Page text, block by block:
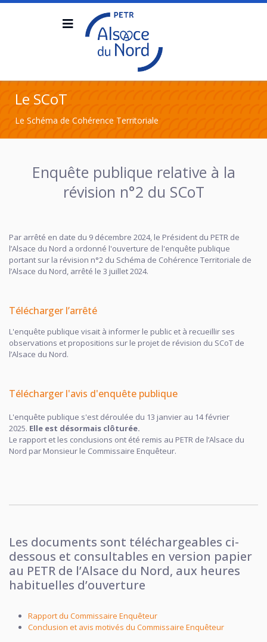
Le SCoT
Le Schéma de Cohérence Territoriale
Enquête publique relative à la
révision n°2 du SCoT
Par arrêté en date du 9 décembre 2024, le Président du PETR de
l’Alsace du Nord a ordonné l'ouverture de l'enquête publique
portant sur la révision n°2 du Schéma de Cohérence Territoriale de
l’Alsace du Nord, arrêté le 3 juillet 2024.
Télécharger l’arrêté
L'enquête publique visait à informer le public et à recueillir ses
observations et propositions sur le projet de révision du SCoT de
l’Alsace du Nord.
Télécharger l'avis d'enquête publique
L'enquête publique s'est déroulée du 13 janvier au 14 février
2025. Elle est désormais clôturée.
Le rapport et les conclusions ont été remis au PETR de l’Alsace du
Nord par Monsieur le Commissaire Enquêteur.
Les documents sont téléchargeables ci-
dessous et consultables en version papier
au PETR de l’Alsace du Nord, aux heures
habituelles d’ouverture
Rapport du Commissaire Enquêteur
Conclusion et avis motivés du Commissaire Enquêteur